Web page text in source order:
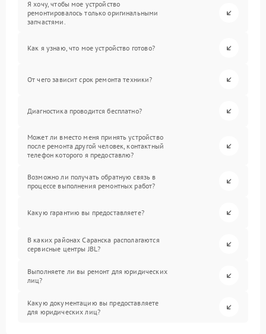
Я хочу, чтобы мое устройство
ремонтировалось только оригинальными
запчастями.
Как я узнаю, что мое устройство готово?
От чего зависит срок ремонта техники?
Диагностика проводится бесплатно?
Может ли вместо меня принять устройство
после ремонта другой человек, контактный
телефон которого я предоставлю?
Возможно ли получать обратную связь в
процессе выполнения ремонтных работ?
Какую гарантию вы предоставляете?
В каких районах Саранска располагаются
сервисные центры JBL?
Выполняете ли вы ремонт для юридических
лиц?
Какую документацию вы предоставляете
для юридических лиц?